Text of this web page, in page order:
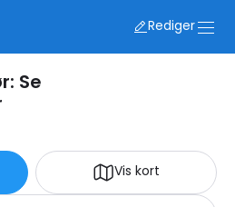
Rediger
Se
Vis kort